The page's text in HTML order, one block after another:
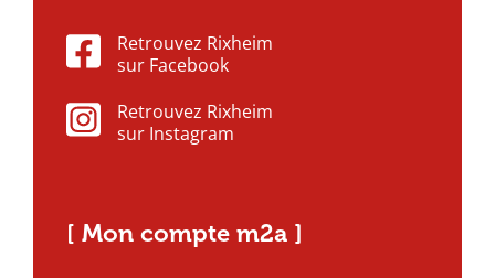
Retrouvez Rixheim
sur Facebook
Retrouvez Rixheim
sur Instagram
[ Mon compte m2a ]